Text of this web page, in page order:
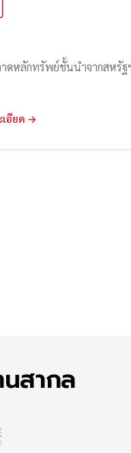
ดหลักทรัพย์ชั้นนำจากสหรัฐ
เอียด →
สากล